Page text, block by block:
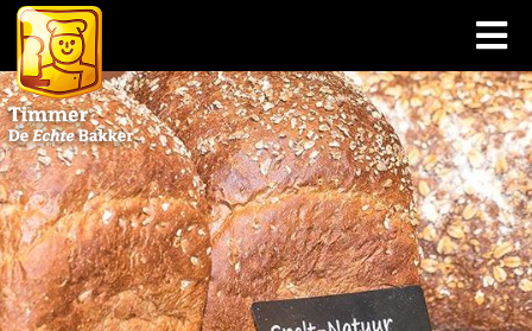
WINKELS
ASSORTIMENT
SPECIALE TAARTEN